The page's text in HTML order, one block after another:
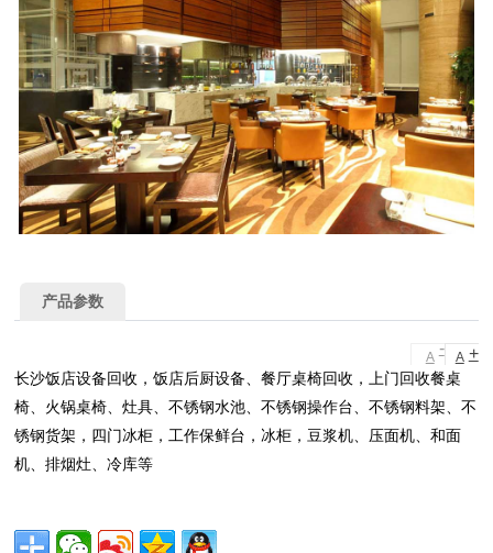
产品参数
A - A +
长沙饭店设备回收，饭店后厨设备、餐厅桌椅回收，上门回收餐桌
椅、火锅桌椅、灶具、不锈钢水池、不锈钢操作台、不锈钢料架、不
锈钢货架，四门冰柜，工作保鲜台，冰柜，豆浆机、压面机、和面
机、排烟灶、冷库等